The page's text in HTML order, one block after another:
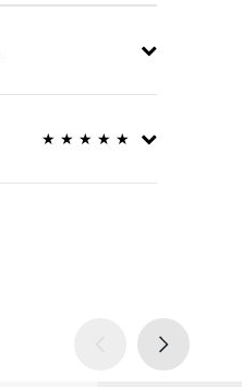
★ ★ ★ ★ ★